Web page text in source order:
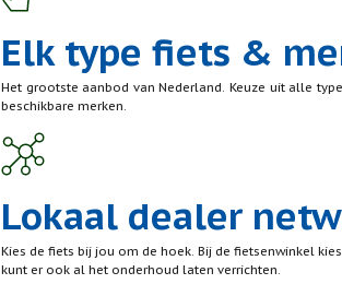
Elk type fiets &
Het grootste aanbod van Nederland. Keuze uit alle
beschikbare merken.
Lokaal dealer
Kies de fiets bij jou om de hoek. Bij de fietsenwinkel
kunt er ook al het onderhoud laten verrichten.